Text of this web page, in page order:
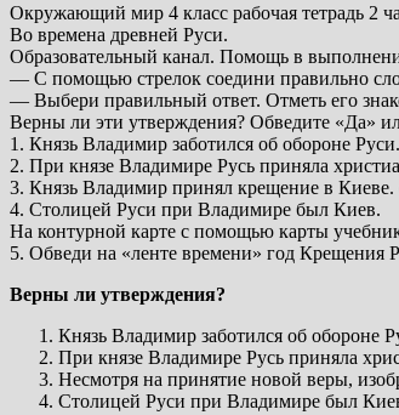
Окружающий мир 4 класс рабочая тетрадь 2
Во времена древней Руси.
Образовательный канал. Помощь в
— С помощью стрелок соедини правильно
— Выбери правильный ответ. Отметь его
Верны ли эти утверждения? Обведите «Да»
1. Князь Владимир заботился об обороне Руси.
2. При князе Владимире Русь приняла
3. Князь Владимир принял крещение в
4. Столицей Руси при Владимире был Киев.
На контурной карте с помощью карты
5. Обведи на «ленте времени» год Крещения
Верны ли утверждения?
Князь Владимир заботился об обороне
При князе Владимире Русь приняла
Несмотря на принятие новой веры,
Столицей Руси при Владимире был